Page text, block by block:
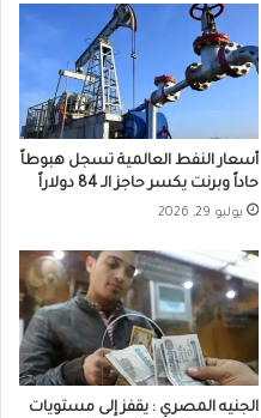
أسعار النفط العالمية تسجل هبوطاً
حاداً وبرنت يكسر حاجز الـ 84 دولاراً
يوليو 29, 2026
الجنيه المصري : يقفز إلى مستويات